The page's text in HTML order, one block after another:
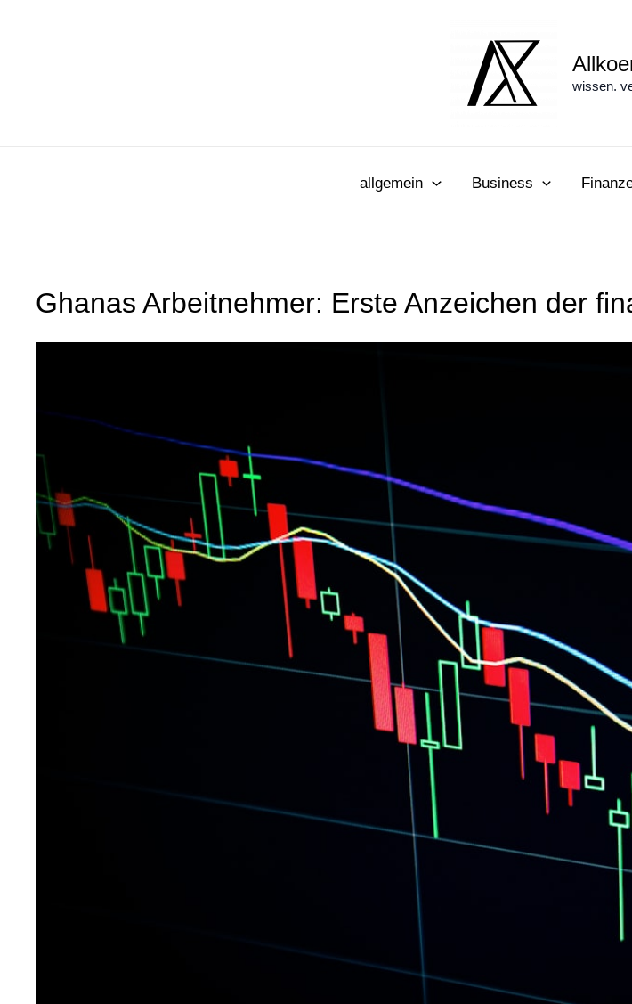
wissen.
allgemein Business
Ghanas Arbeitnehmer: Erste Anzeichen der